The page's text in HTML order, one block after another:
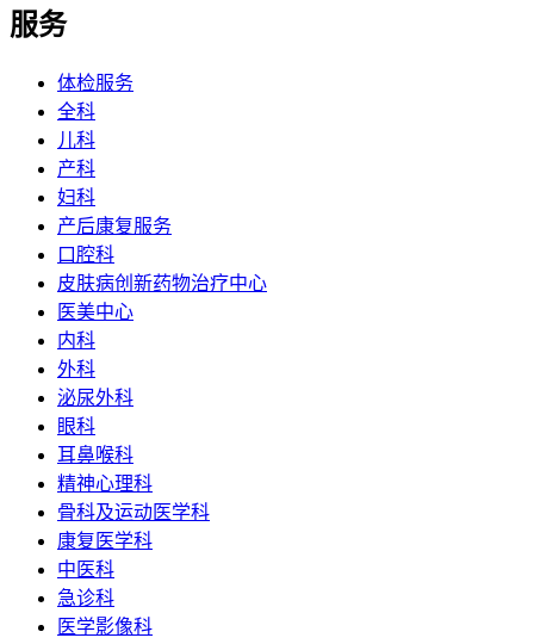
服务
体检服务
全科
儿科
产科
妇科
产后康复服务
口腔科
皮肤病创新药物治疗中心
医美中心
内科
外科
泌尿外科
眼科
耳鼻喉科
精神心理科
骨科及运动医学科
康复医学科
中医科
急诊科
医学影像科